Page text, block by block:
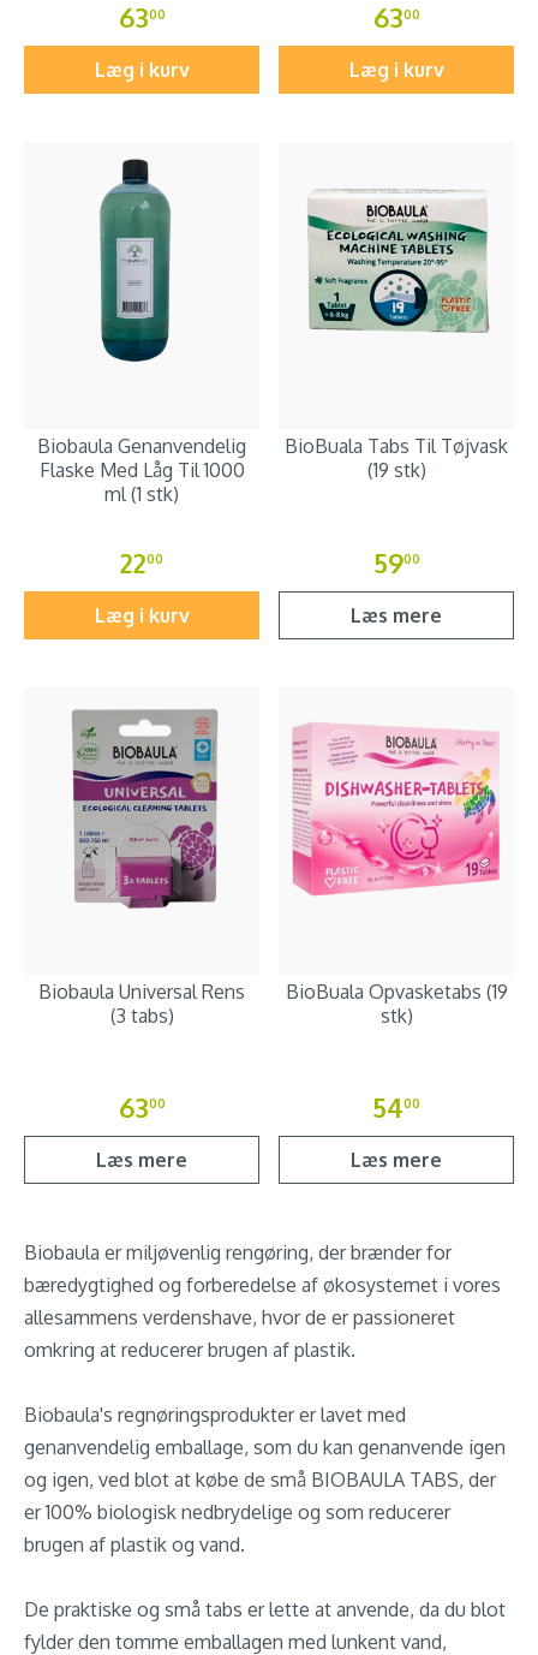
6300
Læg i kurv
6300
Læg i kurv
Biobaula Genanvendelig
Flaske Med Låg Til 1000
ml (1 stk)
2200
Læg i kurv
BioBuala Tabs Til Tøjvask
(19 stk)
5900
Læs mere
Biobaula Universal Rens
(3 tabs)
6300
Læs mere
BioBuala Opvasketabs (19
stk)
5400
Læs mere
Biobaula er miljøvenlig rengøring, der brænder for
bæredygtighed og forberedelse af økosystemet i vores
allesammens verdenshave, hvor de er passioneret
omkring at reducerer brugen af plastik.
Biobaula's regnøringsprodukter er lavet med
genanvendelig emballage, som du kan genanvende igen
og igen, ved blot at købe de små BIOBAULA TABS, der
er 100% biologisk nedbrydelige og som reducerer
brugen af plastik og vand.
De praktiske og små tabs er lette at anvende, da du blot
fylder den tomme emballagen med lunkent vand,